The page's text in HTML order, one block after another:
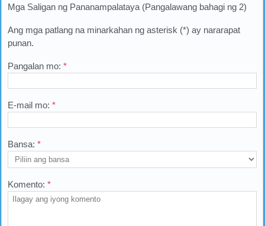
Mga Saligan ng Pananampalataya (Pangalawang bahagi ng 2)
Ang mga patlang na minarkahan ng asterisk (*) ay nararapat
punan.
Pangalan mo: *
E-mail mo: *
Bansa: *
Komento: *